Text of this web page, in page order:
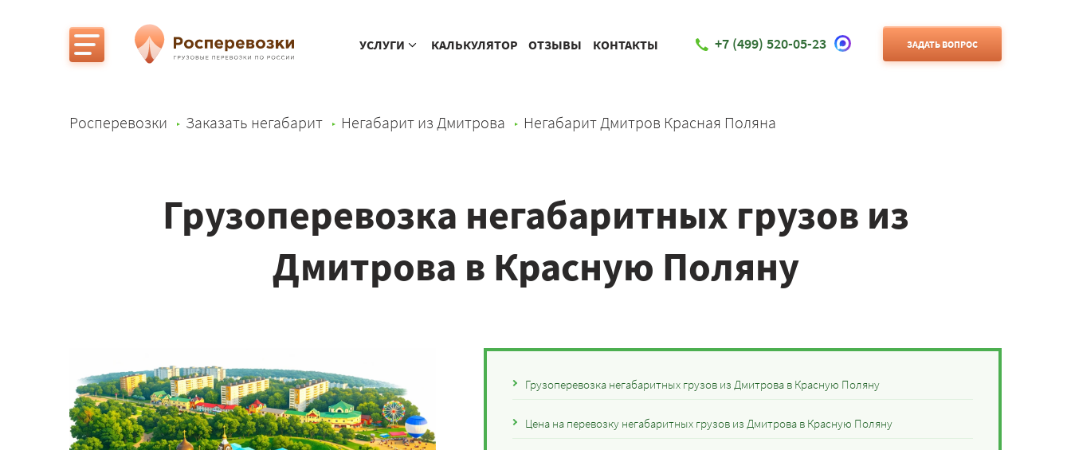
УСЛУГИ КАЛЬКУЛЯТОР ОТЗЫВЫ КОНТАКТЫ +7 (499) 520-05-23 ЗАДАТЬ ВОПРОС
Росперевозки Заказать негабарит Негабарит из Дмитрова Негабарит Дмитров Красная Поляна
Грузоперевозка негабаритных грузов из
Дмитрова в Красную Поляну
Грузоперевозка негабаритных грузов из Дмитрова в Красную Поляну
Цена на перевозку негабаритных грузов из Дмитрова в Красную Поляну